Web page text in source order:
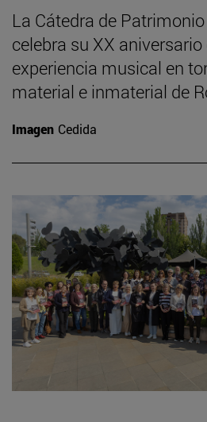
La Cátedra de
celebra su XX
experiencia musical en
material e inmaterial de
Imagen Cedida